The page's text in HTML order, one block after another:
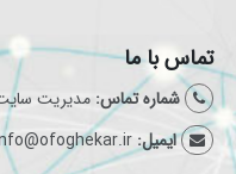
تماس با ما
شماره تماس:مدیریت سایت 02176210299 |
ایمیل: